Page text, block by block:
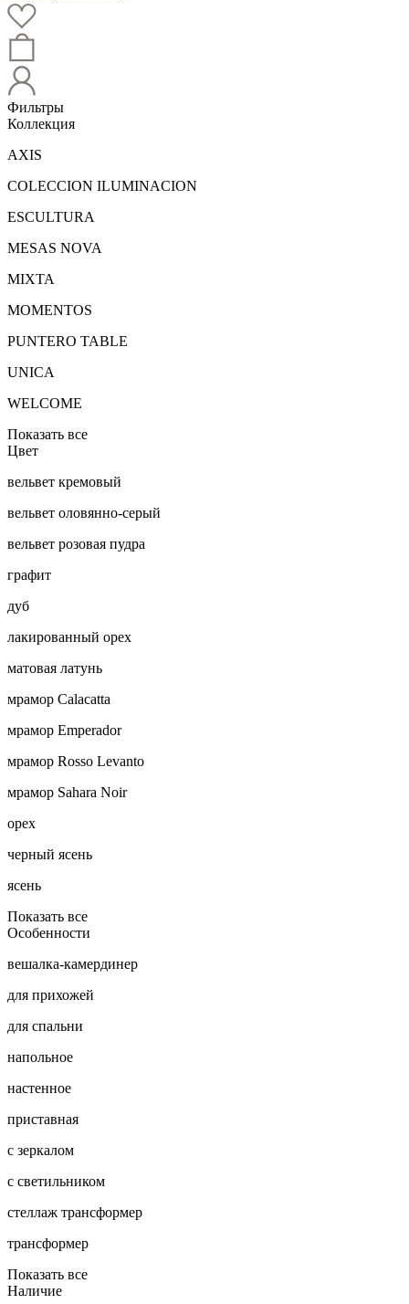
Фильтры
Коллекция
AXIS
COLECCION ILUMINACION
ESCULTURA
MESAS NOVA
MIXTA
MOMENTOS
PUNTERO TABLE
UNICA
WELCOME
Показать все
Цвет
вельвет кремовый
вельвет оловянно-серый
вельвет розовая пудра
графит
дуб
лакированный орех
матовая латунь
мрамор Calacatta
мрамор Emperador
мрамор Rosso Levanto
мрамор Sahara Noir
орех
черный ясень
ясень
Показать все
Особенности
вешалка-камердинер
для прихожей
для спальни
напольное
настенное
приставная
с зеркалом
с светильником
стеллаж трансформер
трансформер
Показать все
Наличие